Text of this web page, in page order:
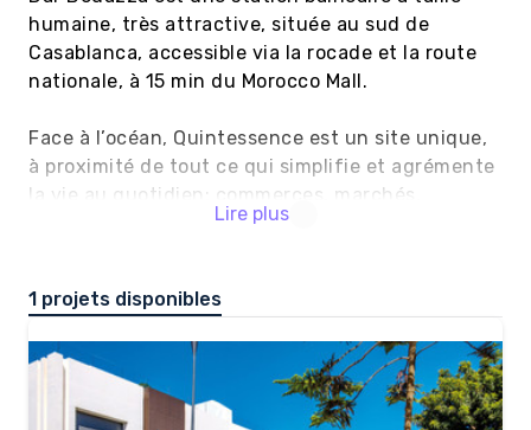
humaine, très attractive, située au sud de
Casablanca, accessible via la rocade et la route
nationale, à 15 min du Morocco Mall.
Face à l’océan, Quintessence est un site unique,
à proximité de tout ce qui simplifie et agrémente
la vie au quotidien: commerces, marchés,
grandes surfaces, restaurants, cafés,
Certains parlent de privilège…
LIVRABLE TITRES FONCIERS DISPONIBLES
Lire plus
1 projets disponibles